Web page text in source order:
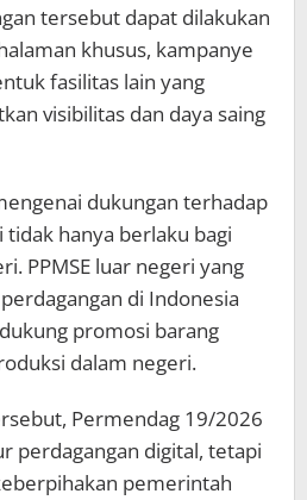
tersebut dapat dilakukan
khusus, kampanye
fasilitas lain yang
visibilitas dan daya saing
dukungan terhadap
hanya berlaku bagi
PPMSE luar negeri yang
di Indonesia
promosi barang
dalam negeri.
Permendag 19/2026
perdagangan digital, tetapi
pemerintah